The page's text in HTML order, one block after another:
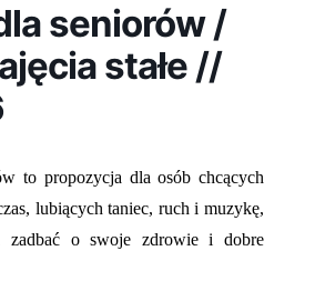
seniorów /
stałe //
to propozycja dla osób chcących
lubiących taniec, ruch i muzykę,
zadbać o swoje zdrowie i dobre